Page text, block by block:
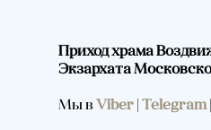
Приход храма
Экзархата
Мы в Viber | Telegram|